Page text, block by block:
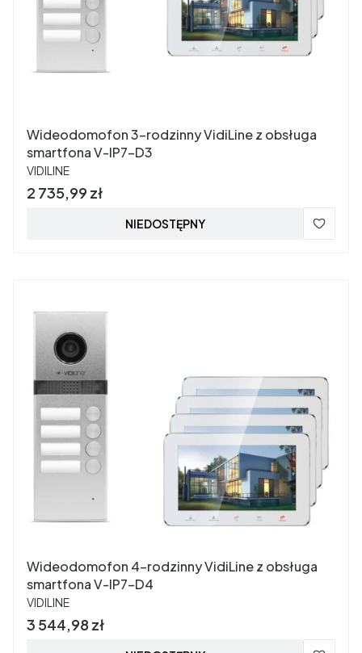
Wideodomofon 3-rodzinny VidiLine z obsługa
smartfona V-IP7-D3
PRODUCENT
VIDILINE
Cena
2 735,99 zł
NIEDOSTĘPNY
Wideodomofon 4-rodzinny VidiLine z obsługa
smartfona V-IP7-D4
PRODUCENT
VIDILINE
Cena
3 544,98 zł